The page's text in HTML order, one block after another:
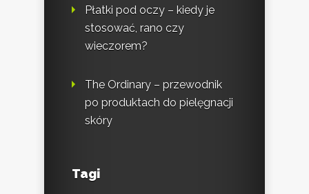
Płatki pod oczy – kiedy je
stosować, rano czy
wieczorem?
The Ordinary – przewodnik
po produktach do pielęgnacji
skóry
Tagi